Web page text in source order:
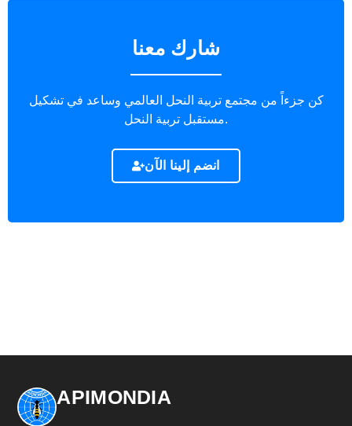
شارك معنا
كن جزءاً من مجتمع تربية النحل العالمي وساعد في تشكيل
مستقبل تربية النحل.
انضم إلينا الآن
APIMONDIA